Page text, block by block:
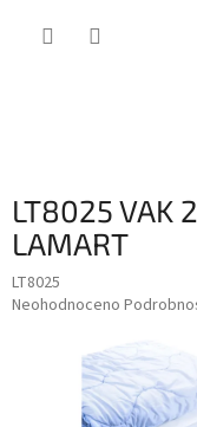
LT8025 VAK
LAMART
LT8025
Průměrné
Neohodnoceno